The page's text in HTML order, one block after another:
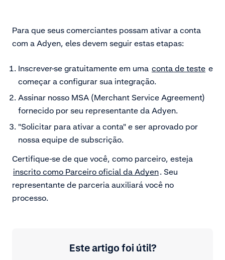
Para que seus comerciantes possam ativar a conta
com a Adyen, eles devem seguir estas etapas:
Inscrever-se gratuitamente em uma conta de teste e
começar a configurar sua integração.
Assinar nosso MSA (Merchant Service Agreement)
fornecido por seu representante da Adyen.
"Solicitar para ativar a conta" e ser aprovado por
nossa equipe de subscrição.
Certifique-se de que você, como parceiro, esteja
inscrito como Parceiro oficial da Adyen. Seu
representante de parceria auxiliará você no
processo.
Este artigo foi útil?